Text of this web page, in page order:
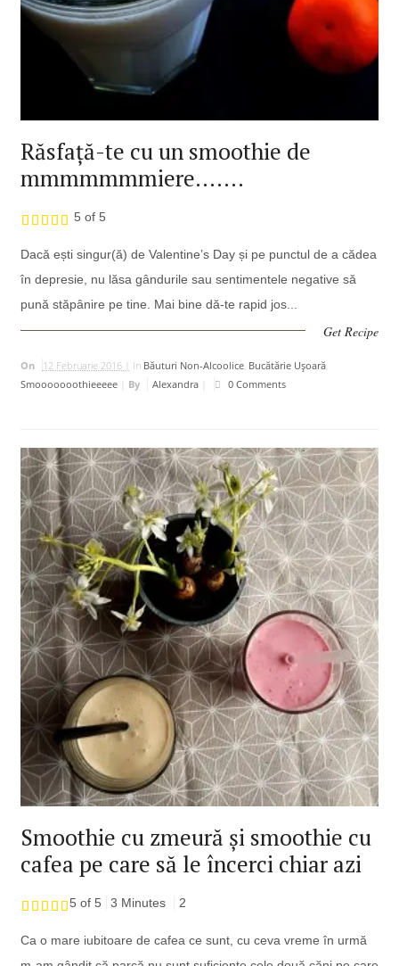
Răsfață-te cu un smoothie de
mmmmmmmiere…….
5 of 5
Dacă ești singur(ă) de Valentine’s Day și pe punctul de a cădea
în depresie, nu lăsa gândurile sau sentimentele negative să
pună stăpânire pe tine. Mai bine dă-te rapid jos...
Get Recipe
On 12 Februarie 2016 | In Băuturi Non-Alcoolice, Bucătărie Uşoară,
Smooooooothieeeee| By Alexandra| 0 Comments
Smoothie cu zmeură și smoothie cu
cafea pe care să le încerci chiar azi
5 of 5 3 Minutes 2
Ca o mare iubitoare de cafea ce sunt, cu ceva vreme în urmă